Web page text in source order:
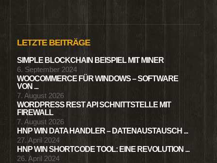
LETZTE BEITRÄGE
SIMPLE BLOCKCHAIN BEISPIEL MIT MINER
6. September 2024
WOOCOMMERCE FÜR WINDOWS – SOFTWARE
VON ...
7. August 2026
WORDPRESS REST API SCHNITTSTELLE MIT
FIREWALL
7. August 2026
HNP WIN DATA HANDLER – DATENAUSTAUSCH ...
27. April 2024
HNP WIN SHORTCODE TOOL: EINE REVOLUTION ...
26. April 2024